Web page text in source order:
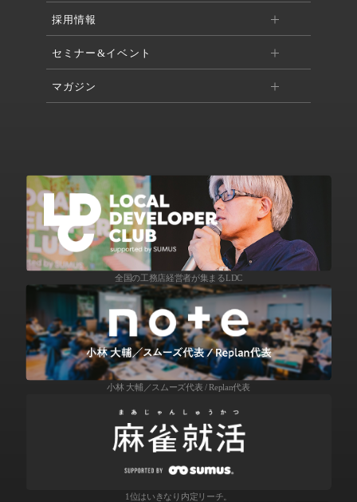
採用情報
セミナー&イベント
マガジン
全国の工務店経営者が集まるLDC
小林 大輔／スムーズ代表 / Replan代表
1位はいきなり内定リーチ。